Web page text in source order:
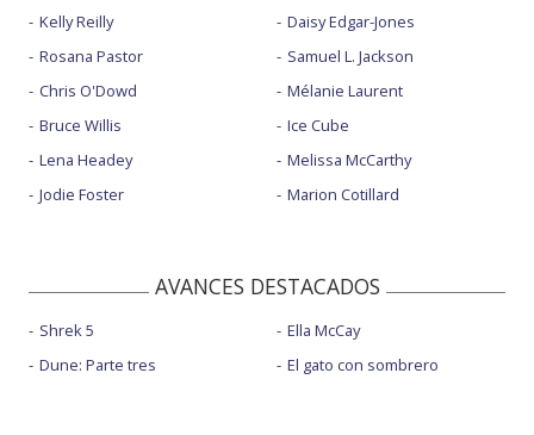
Kelly Reilly
Rosana Pastor
Chris O'Dowd
Bruce Willis
Lena Headey
Jodie Foster
Daisy Edgar-Jones
Samuel L. Jackson
Mélanie Laurent
Ice Cube
Melissa McCarthy
Marion Cotillard
AVANCES DESTACADOS
Shrek 5
Dune: Parte tres
Ella McCay
El gato con sombrero